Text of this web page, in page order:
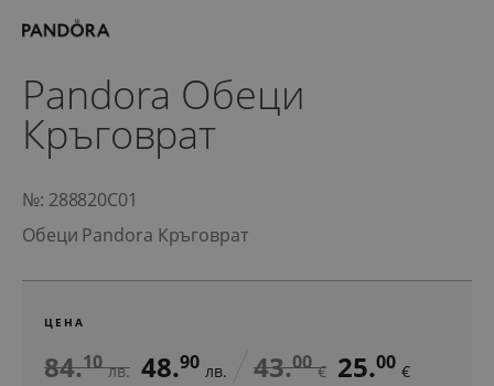
Pandora Обеци
Кръговрат
№: 288820C01
Обеци Pandora Кръговрат
ЦЕНА
84.10 лв. 48.90 лв. 43.00 € 25.00 €